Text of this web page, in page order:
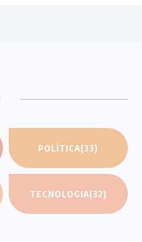
POLÍTICA(33)
TECNOLOGIA(32)